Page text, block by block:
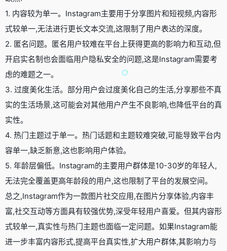
1. 内容较为单一。Instagram主要用于分享图片和短视频,内容形
式较单一,无法进行更长文本交流,这限制了用户表达的深度。
2. 匿名问题。匿名用户较难在平台上获得更高的影响力和互动,但
开启实名制也会面临用户隐私安全的问题,这是Instagram需要考
虑的难题之一。
3. 过度美化生活。部分用户会过度美化自己的生活,分享那些不真
实的生活场景,这可能会对其他用户产生不良影响,也降低平台的真
实性。
4. 热门主题过于单一。热门话题和主题较难突破,可能导致平台内
容单一,缺乏新意,这也影响用户体验。
5. 年龄层偏低。Instagram的主要用户群体是10-30岁的年轻人,
无法完全覆盖更高年龄段的用户,这也限制了平台的发展空间。
总之,Instagram作为一款图片社交应用,在图片分享体验,内容丰
富,社交互动等方面具有较强优势,深受年轻用户喜爱。但其内容形
式较单一,真实性与热门主题也面临一定问题。如果Instagram能
进一步丰富内容形式,提高平台真实性,扩大用户群体,其影响力与